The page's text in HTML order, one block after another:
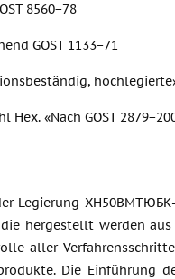
8560−78
GOST 1133−71
«Nach GOST
Legierung
hergestellt werden
aller
Die Einführung